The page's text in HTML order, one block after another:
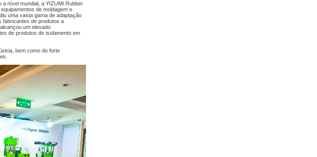
a nível mundial, a YIZUMI Rubber
de moldagem e
uma vasta gama de adaptação
fabricantes de produtos a
um elevado
de produtos de isolamento em
bem como do forte